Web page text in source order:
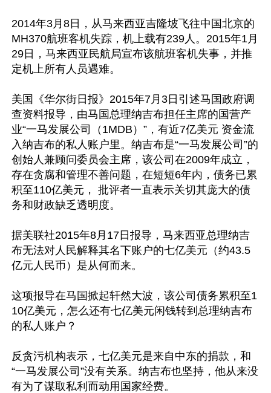
2014年3月8日，从马来西亚吉隆坡飞往中国北京的
MH370航班客机失踪，机上载有239人。2015年1月
29日，马来西亚民航局宣布该航班客机失事，并推
定机上所有人员遇难。
美国《华尔街日报》2015年7月3日引述马国政府调
查资料报导，由马国总理纳吉布担任主席的国营产
业“一马发展公司（1MDB）”，有近7亿美元 资金流
入纳吉布的私人账户里。纳吉布是“一马发展公司”的
创始人兼顾问委员会主席，该公司在2009年成立，
存在贪腐和管理不善问题，在短短6年内，债务已累
积至110亿美元， 批评者一直表示关切其庞大的债
务和财政缺乏透明度。
据美联社2015年8月17日报导，马来西亚总理纳吉
布无法对人民解释其名下账户的七亿美元（约43.5
亿元人民币）是从何而来。
这项报导在马国掀起轩然大波，该公司债务累积至1
10亿美元，怎么还有七亿美元闲钱转到总理纳吉布
的私人账户？
反贪污机构表示，七亿美元是来自中东的捐款，和
“一马发展公司”没有关系。纳吉布也坚持，他从来没
有为了谋取私利而动用国家经费。